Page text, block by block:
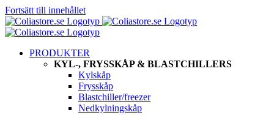
Fortsätt till innehållet
PRODUKTER
KYL-, FRYSSKÅP & BLASTCHILLERS
Kylskåp
Frysskåp
Blastchiller/freezer
Nedkylningskåp